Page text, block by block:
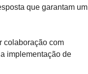
que garantam um
colaboração com
implementação de